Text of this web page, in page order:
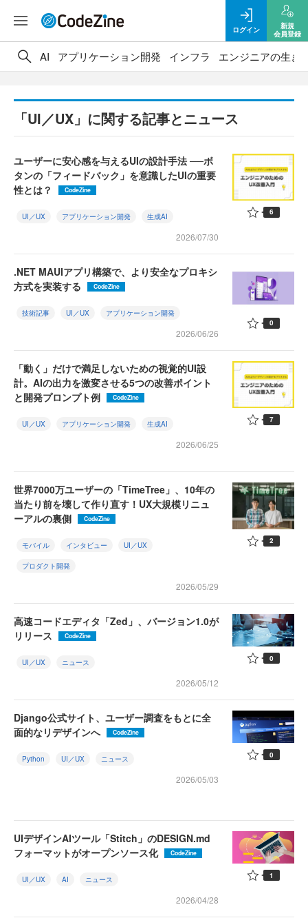
ログイン
新規
会員登録
AI アプリケーション開発 インフラ エンジニアの生き
「UI／UX」に関する記事とニュース
ユーザーに安心感を与えるUIの設計手法 ──ボ
タンの「フィードバック」を意識したUIの重要
性とは？
CodeZine
UI／UX アプリケーション開発 生成AI
2026/07/30
6
.NET MAUIアプリ構築で、より安全なプロキシ
方式を実装する
CodeZine
技術記事 UI／UX アプリケーション開発
2026/06/26
0
「動く」だけで満足しないための視覚的UI設
計。AIの出力を激変させる5つの改善ポイント
と開発プロンプト例
CodeZine
UI／UX アプリケーション開発 生成AI
2026/06/25
7
世界7000万ユーザーの「TimeTree」、10年の
当たり前を壊して作り直す！UX大規模リニュ
ーアルの裏側
CodeZine
モバイル インタビュー UI／UX
プロダクト開発
2026/05/29
2
高速コードエディタ「Zed」、バージョン1.0が
リリース
CodeZine
UI／UX ニュース
2026/05/12
0
Django公式サイト、ユーザー調査をもとに全
面的なリデザインへ
CodeZine
Python UI／UX ニュース
2026/05/03
0
UIデザインAIツール「Stitch」のDESIGN.md
フォーマットがオープンソース化
CodeZine
UI／UX AI ニュース
2026/04/28
1